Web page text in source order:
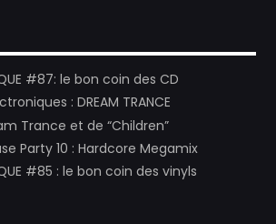
#87: le bon coin des CD
: DREAM TRANCE
Trance et de “Children”
Party 10 : Hardcore Megamix
#85 : le bon coin des vinyls